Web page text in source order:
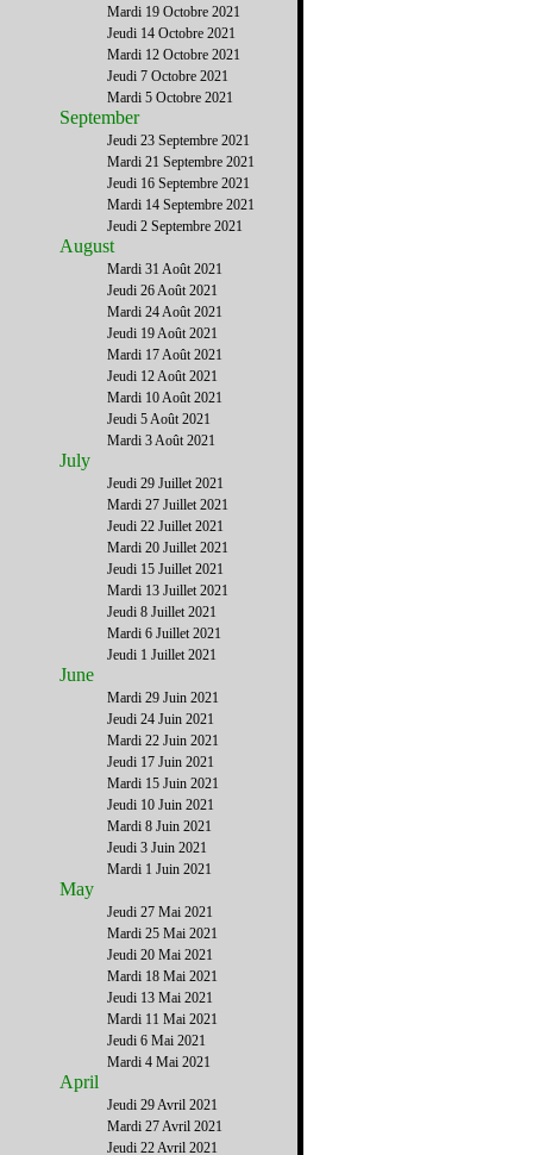
Mardi 19 Octobre 2021
Jeudi 14 Octobre 2021
Mardi 12 Octobre 2021
Jeudi 7 Octobre 2021
Mardi 5 Octobre 2021
September
Jeudi 23 Septembre 2021
Mardi 21 Septembre 2021
Jeudi 16 Septembre 2021
Mardi 14 Septembre 2021
Jeudi 2 Septembre 2021
August
Mardi 31 Août 2021
Jeudi 26 Août 2021
Mardi 24 Août 2021
Jeudi 19 Août 2021
Mardi 17 Août 2021
Jeudi 12 Août 2021
Mardi 10 Août 2021
Jeudi 5 Août 2021
Mardi 3 Août 2021
July
Jeudi 29 Juillet 2021
Mardi 27 Juillet 2021
Jeudi 22 Juillet 2021
Mardi 20 Juillet 2021
Jeudi 15 Juillet 2021
Mardi 13 Juillet 2021
Jeudi 8 Juillet 2021
Mardi 6 Juillet 2021
Jeudi 1 Juillet 2021
June
Mardi 29 Juin 2021
Jeudi 24 Juin 2021
Mardi 22 Juin 2021
Jeudi 17 Juin 2021
Mardi 15 Juin 2021
Jeudi 10 Juin 2021
Mardi 8 Juin 2021
Jeudi 3 Juin 2021
Mardi 1 Juin 2021
May
Jeudi 27 Mai 2021
Mardi 25 Mai 2021
Jeudi 20 Mai 2021
Mardi 18 Mai 2021
Jeudi 13 Mai 2021
Mardi 11 Mai 2021
Jeudi 6 Mai 2021
Mardi 4 Mai 2021
April
Jeudi 29 Avril 2021
Mardi 27 Avril 2021
Jeudi 22 Avril 2021